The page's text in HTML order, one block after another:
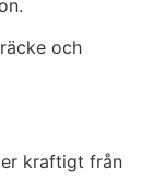
och
kraftigt från